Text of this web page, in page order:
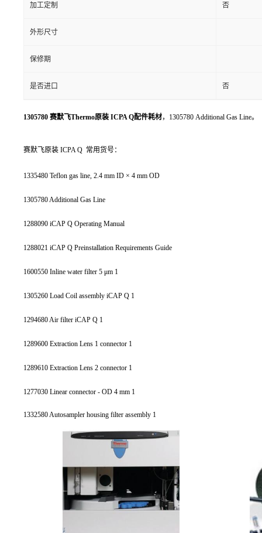
加工定制 否
外形尺寸
保修期
是否进口 否
1305780 赛默飞Thermo原装 ICPA Q配件耗材，1305780 Additional Gas Line。
赛默飞原装 ICPA Q 常用货号：
1335480 Teflon gas line, 2.4 mm ID × 4 mm OD
1305780 Additional Gas Line
1288090 iCAP Q Operating Manual
1288021 iCAP Q Preinstallation Requirements Guide
1600550 Inline water filter 5 μm 1
1305260 Load Coil assembly iCAP Q 1
1294680 Air filter iCAP Q 1
1289600 Extraction Lens 1 connector 1
1289610 Extraction Lens 2 connector 1
1277030 Linear connector - OD 4 mm 1
1332580 Autosampler housing filter assembly 1